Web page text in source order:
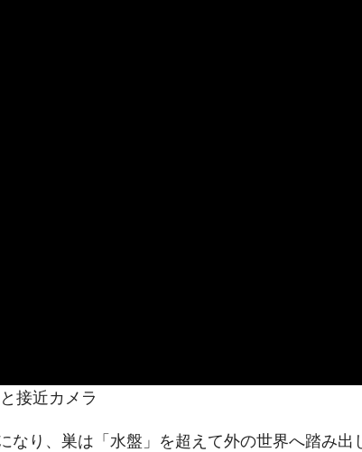
接近カメラ
なり、巣は「水盤」を超えて外の世界へ踏み